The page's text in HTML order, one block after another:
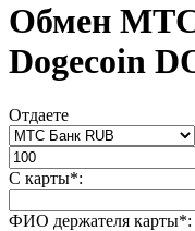
Обмен
Dogecoin
Отдаете
С карты*:
ФИО держателя карты*: